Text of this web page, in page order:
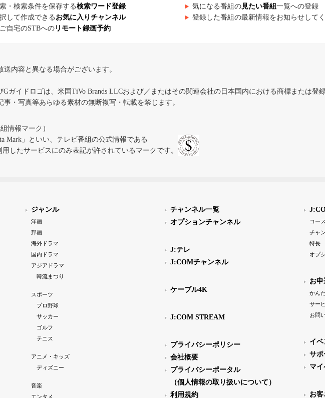
・検索条件を保存する検索ワード登録 気になる番組の見たい番組 一覧への登録
して作成できる お気に入りチャンネル 登録した番組の最新情報をお知らせして
自宅のSTBへの リモート録画予約
内容と異なる場合がございます。
ガイドロゴは、米国TiVo Brands LLCおよび／またはその関連会社の日本国内における商標または登録
・写真等あらゆる素材の無断複写・転載を禁じます。
情報マーク）
Mark」といい、テレビ番組の公式情報である
用したサービスにのみ表記が許されているマークです。
ジャンル
洋画
邦画
海外ドラマ
国内ドラマ
アジアドラマ
韓流まつり
スポーツ
プロ野球
サッカー
ゴルフ
テニス
アニメ・キッズ
ディズニー
音楽
エンタメ
チャンネル一覧
オプションチャンネル
J:テレ
J:COMチャンネル
ケーブル4K
J:COM STREAM
プライバシーポリシー
会社概要
プライバシーポータル
（個人情報の取り扱いについて）
利用規約
コー
チャ
特長
オプ
お
かん
サー
お問
イ
サポ
マ
お